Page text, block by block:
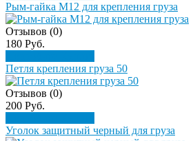
Рым-гайка М12 для крепления груза
Отзывов (0)
180 Руб.
Петля крепления груза 50
Отзывов (0)
200 Руб.
Уголок защитный черный для груза